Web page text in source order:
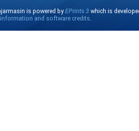
is powered byEPrints 3 which is
and software credits.